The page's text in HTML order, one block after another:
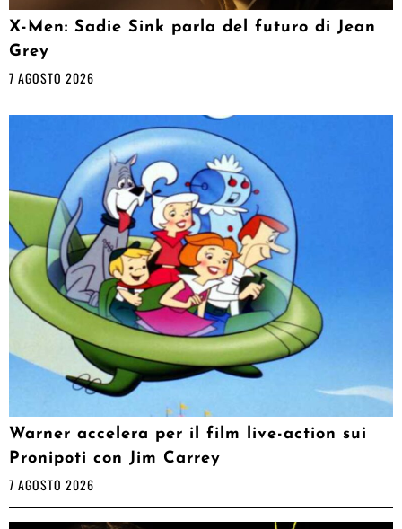
X-Men: Sadie Sink parla del futuro di Jean
Grey
7 AGOSTO 2026
Warner accelera per il film live-action sui
Pronipoti con Jim Carrey
7 AGOSTO 2026